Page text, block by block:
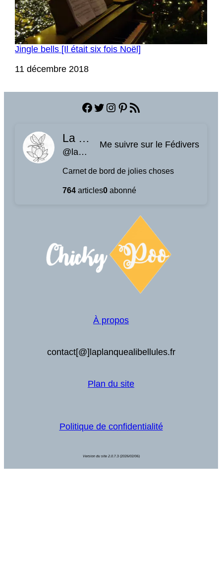
Jingle bells [Il était six fois Noël]
Date
11 décembre 2018
Facebook
Twitter
Instagram
Pinterest
Flux RSS
La planque à libellules
@laplanquealibellules.fr@www.laplanquealibellules.fr
Me suivre sur le Fédivers
Carnet de bord de jolies choses
764 articles0 abonné
À propos
contact[@]laplanquealibellules.fr
Plan du site
Politique de confidentialité
Version du site 2.0. 7.3 (2026/02/06)